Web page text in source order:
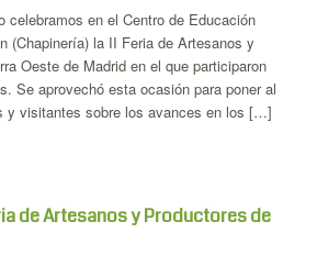
celebramos en el Centro de Educación
(Chapinería) la II Feria de Artesanos y
Oeste de Madrid en el que participaron
Se aprovechó esta ocasión para poner al
y visitantes sobre los avances en los […]
de Artesanos y Productores de